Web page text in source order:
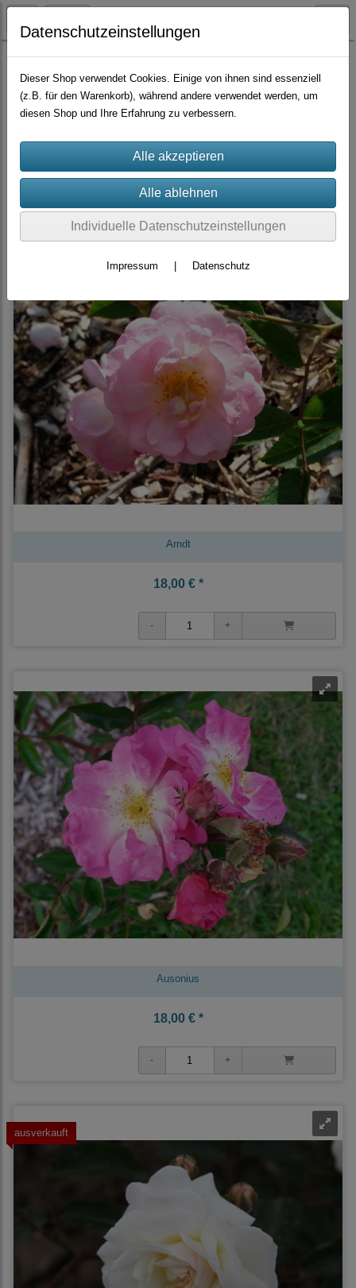
Container-Rosen Lambertiana
Sortierung wählen
Produkte je Seite
Arndt
18,00 € *
Ausonius
18,00 € *
ausverkauft
Datenschutzeinstellungen
Dieser Shop verwendet Cookies. Einige von ihnen sind essenziell
(z.B. für den Warenkorb), während andere verwendet werden, um
diesen Shop und Ihre Erfahrung zu verbessern.
Individuelle Datenschutzeinstellungen
Impressum Datenschutz